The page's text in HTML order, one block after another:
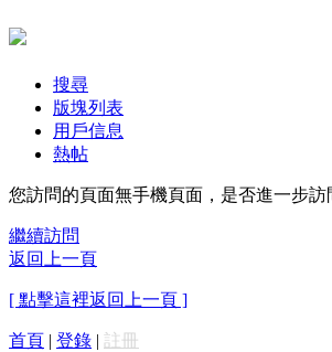
搜尋
版塊列表
用戶信息
熱帖
您訪問的頁面無手機頁面，是否進一步訪
繼續訪問
返回上一頁
[ 點擊這裡返回上一頁 ]
首頁 | 登錄 | 註冊